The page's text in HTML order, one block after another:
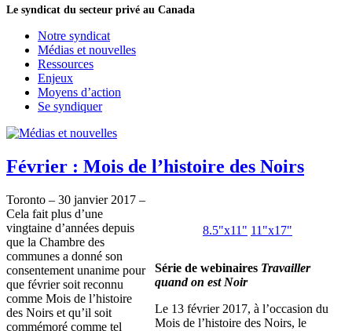
Le syndicat du secteur privé au Canada
Notre syndicat
Médias et nouvelles
Ressources
Enjeux
Moyens d’action
Se syndiquer
Février : Mois de l’histoire des Noirs
8.5"x11" 11"x17"
Série de webinaires Travailler
quand on est Noir
Le 13 février 2017, à l’occasion du
Mois de l’histoire des Noirs, le
Toronto – 30 janvier 2017 –
Cela fait plus d’une
vingtaine d’années depuis
que la Chambre des
communes a donné son
consentement unanime pour
que février soit reconnu
comme Mois de l’histoire
des Noirs et qu’il soit
commémoré comme tel